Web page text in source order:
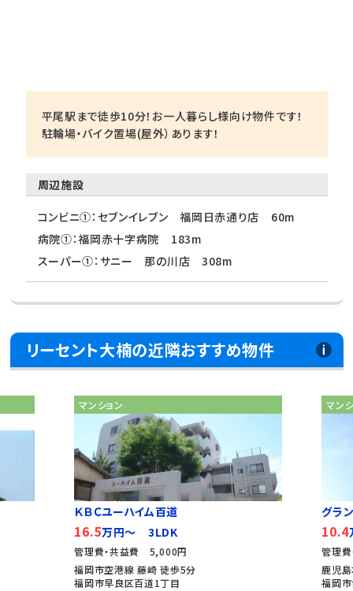
平尾駅まで徒歩10分！お一人暮らし様向け物件です！
駐輪場・バイク置場(屋外）あります！
周辺施設
コンビニ①：セブンイレブン 福岡日赤通り店 60m
病院①：福岡赤十字病院 183m
スーパー①：サニー 那の川店 308m
リーセント大楠の近隣おすすめ物件
マンション
ＫＢＣユーハイム百道
16.5万円～ 3LDK
管理費・共益費 5,000円
福岡市空港線 藤崎 徒歩5分
福岡市早良区百道1丁目
マン
グラ
10.4
管理
鹿児
福岡